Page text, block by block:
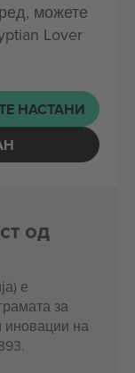
можете
Lover
НАСТАНИ
од
е
за
на